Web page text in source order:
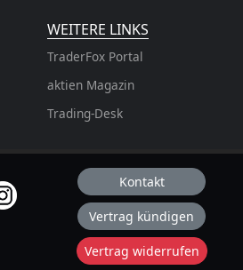
WEITERE LINKS
TraderFox Portal
aktien Magazin
Trading-Desk
Kontakt
Vertrag kündigen
Vertrag widerrufen